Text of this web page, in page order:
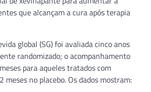
que alcançam a cura após terapia
global (SG) foi avaliada cinco anos
randomizado; o acompanhamento
para aqueles tratados com
meses no placebo. Os dados mostram: